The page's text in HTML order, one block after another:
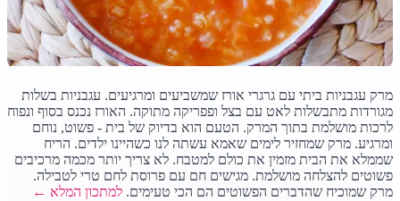
מרק עגבניות ביתי עם גרגרי אורז שמשביעים ומרגיעים. עגבניות בשלות
מגורדות מתבשלות לאט עם בצל ופפריקה מתוקה. האורז נכנס בסוף ונפוח
לרכות מושלמת בתוך המרק. הטעם הוא בדיוק של בית - פשוט, נוחם
ומרגיע. מרק שמחזיר לימים שאמא עשתה לנו כשהיינו ילדים. הריח
שממלא את הבית מזמין את כולם למטבח. לא צריך יותר מכמה מרכיבים
פשוטים להצלחה מושלמת. מגישים חם עם פרוסת לחם טרי לטבילה.
מרק שמוכיח שהדברים הפשוטים הם הכי טעימים.למתכון המלא ←